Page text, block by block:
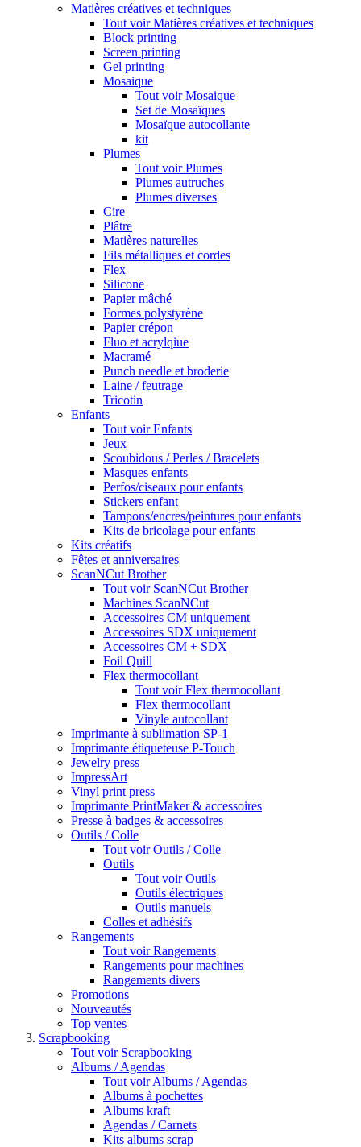
Matières créatives et techniques
Tout voir Matières créatives et techniques
Block printing
Screen printing
Gel printing
Mosaique
Tout voir Mosaique
Set de Mosaïques
Mosaïque autocollante
kit
Plumes
Tout voir Plumes
Plumes autruches
Plumes diverses
Cire
Plâtre
Matières naturelles
Fils métalliques et cordes
Flex
Silicone
Papier mâché
Formes polystyrène
Papier crépon
Fluo et acrylqiue
Macramé
Punch needle et broderie
Laine / feutrage
Tricotin
Enfants
Tout voir Enfants
Jeux
Scoubidous / Perles / Bracelets
Masques enfants
Perfos/ciseaux pour enfants
Stickers enfant
Tampons/encres/peintures pour enfants
Kits de bricolage pour enfants
Kits créatifs
Fêtes et anniversaires
ScanNCut Brother
Tout voir ScanNCut Brother
Machines ScanNCut
Accessoires CM uniquement
Accessoires SDX uniquement
Accessoires CM + SDX
Foil Quill
Flex thermocollant
Tout voir Flex thermocollant
Flex thermocollant
Vinyle autocollant
Imprimante à sublimation SP-1
Imprimante étiqueteuse P-Touch
Jewelry press
ImpressArt
Vinyl print press
Imprimante PrintMaker & accessoires
Presse à badges & accessoires
Outils / Colle
Tout voir Outils / Colle
Outils
Tout voir Outils
Outils électriques
Outils manuels
Colles et adhésifs
Rangements
Tout voir Rangements
Rangements pour machines
Rangements divers
Promotions
Nouveautés
Top ventes
Scrapbooking
Tout voir Scrapbooking
Albums / Agendas
Tout voir Albums / Agendas
Albums à pochettes
Albums kraft
Agendas / Carnets
Kits albums scrap